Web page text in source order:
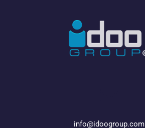
info@idoogroup.com